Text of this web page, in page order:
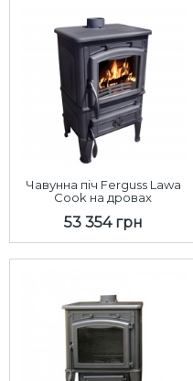
Чавунна піч Ferguss Lawa
Cook на дровах
53 354 грн